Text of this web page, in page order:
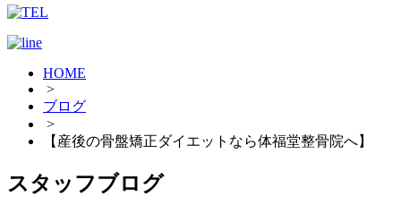
HOME
>
ブログ
>
【産後の骨盤矯正ダイエットなら体福堂整骨院へ】
スタッフブログ